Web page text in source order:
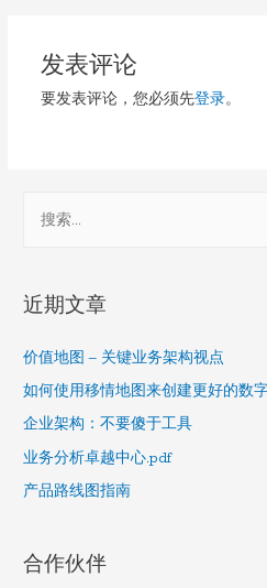
航
发表评论
要发表评论，您必须先登录。
r
h
f
o
近期文章
价值地图 – 关键业务架构视点
如何使用移情地图来创建更好的数
企业架构：不要傻于工具
业务分析卓越中心.pdf
产品路线图指南
合作伙伴